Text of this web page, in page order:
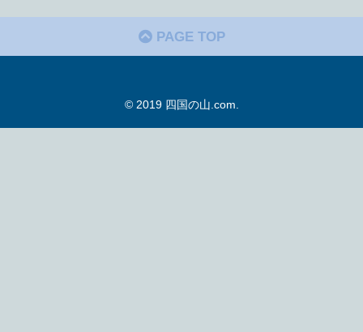
PAGE TOP
© 2019 四国の山.com.